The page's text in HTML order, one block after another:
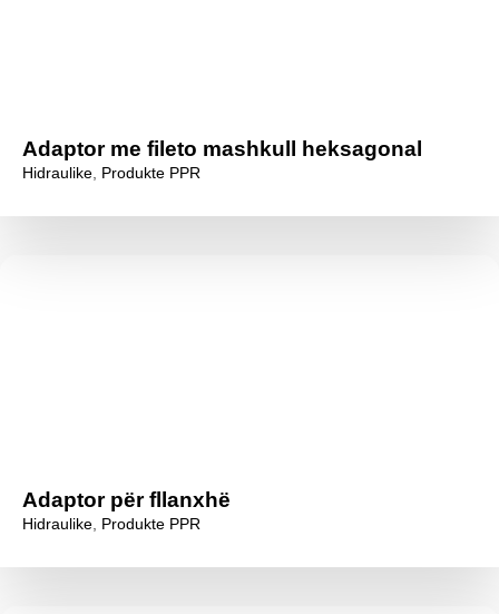
Adaptor me fileto mashkull heksagonal
Hidraulike Produkte PPR
Adaptor për fllanxhë
Hidraulike Produkte PPR